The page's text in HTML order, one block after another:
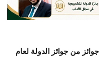
من جوائز الدولة لعام